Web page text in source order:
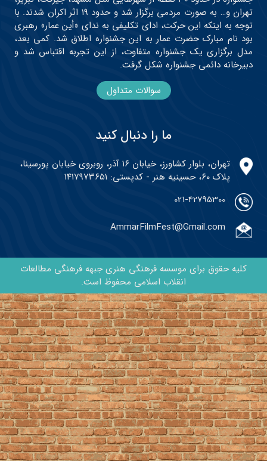
تهران، بلوار کشاورز، خیابان ۱۶ آذر، روبروی خیابان پورسینا،
پلاک ۶۰، حسینیه هنر - کدپستی: ۱۴۱۷۹۷۳۶۵۱
021-42795300
AmmarFilmFest@Gmail.com
انقلاب اسلامی محفوظ است.